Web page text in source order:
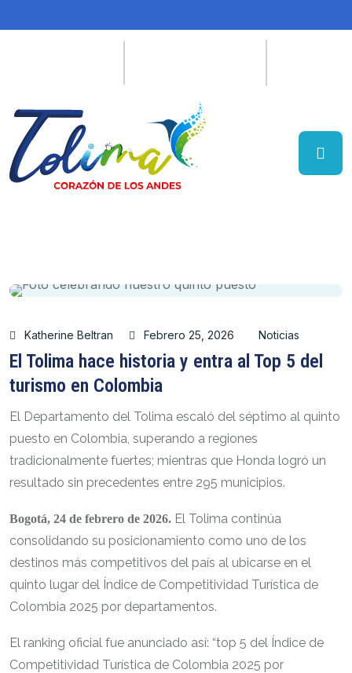
Katherine Beltran Febrero 25, 2026 Noticias
El Tolima hace historia y entra al Top 5 del
turismo en Colombia
El Departamento del Tolima escaló del séptimo al quinto
puesto en Colombia, superando a regiones
tradicionalmente fuertes; mientras que Honda logró un
resultado sin precedentes entre 295 municipios.
Bogotá, 24 de febrero de 2026. El Tolima continúa
consolidando su posicionamiento como uno de los
destinos más competitivos del país al ubicarse en el
quinto lugar del Índice de Competitividad Turística de
Colombia 2025 por departamentos.
El ranking oficial fue anunciado así: “top 5 del Índice de
Competitividad Turística de Colombia 2025 por